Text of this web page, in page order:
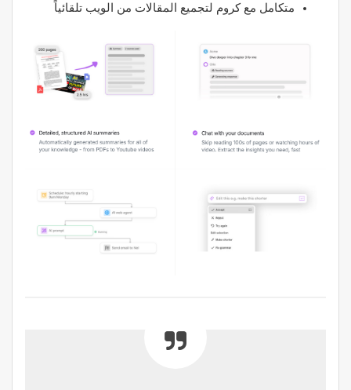
متكامل مع كروم لتجميع المقالات من الويب تلقائياً